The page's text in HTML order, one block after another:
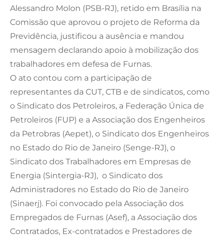
Alessandro Molon (PSB-RJ), retido em Brasília na
Comissão que aprovou o projeto de Reforma da
Previdência, justificou a ausência e mandou
mensagem declarando apoio à mobilização dos
trabalhadores em defesa de Furnas.
O ato contou com a participação de
representantes da CUT, CTB e de sindicatos, como
o Sindicato dos Petroleiros, a Federação Única de
Petroleiros (FUP) e a Associação dos Engenheiros
da Petrobras (Aepet), o Sindicato dos Engenheiros
no Estado do Rio de Janeiro (Senge-RJ), o
Sindicato dos Trabalhadores em Empresas de
Energia (Sintergia-RJ), o Sindicato dos
Administradores no Estado do Rio de Janeiro
(Sinaerj). Foi convocado pela Associação dos
Empregados de Furnas (Asef), a Associação dos
Contratados, Ex-contratados e Prestadores de